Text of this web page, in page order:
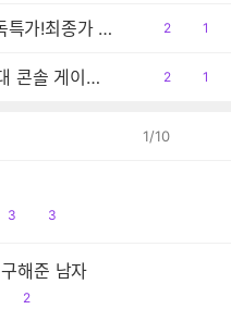
[방구석PC 풀옵션 패키지 단독특가!최종가 1만2천!] 모바 전동칫솔 MOVA Fresh Pro 실버 무선 터치 IPX7 방수 10단계 진동 음파 전동칫솔
공
2
댓1
★ RAZER 신제품 런칭! 차세대 콘솔 게이밍 이어버드 '해머헤드 V3 X 하이퍼스피드' PS5 및 XBOX 에디션 출시!
공
2
댓1
1/10
공
3
댓
3
해준 남자
댓
2